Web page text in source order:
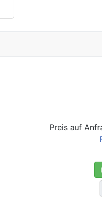
Preis auf